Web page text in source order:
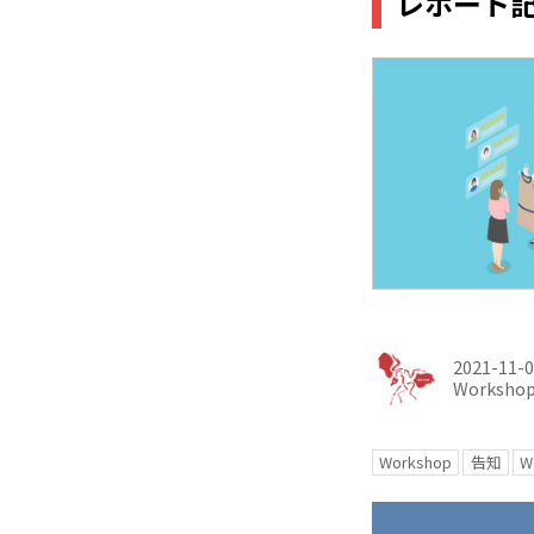
2021-11-
Workshop 告知